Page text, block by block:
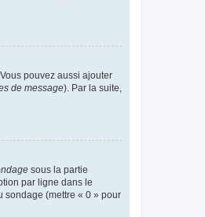
pouvez aussi ajouter
de message). Par la suite,
sous la partie
par ligne dans le
sondage (mettre « 0 » pour